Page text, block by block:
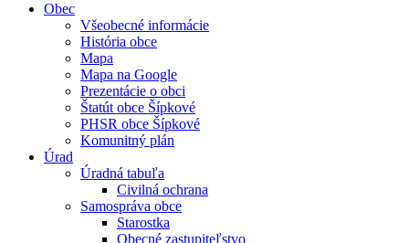
Obec
Všeobecné informácie
História obce
Mapa
Mapa na Google
Prezentácie o obci
Štatút obce Šípkové
PHSR obce Šípkové
Komunitný plán
Úrad
Úradná tabuľa
Civilná ochrana
Samospráva obce
Starostka
Obecné zastupiteľstvo